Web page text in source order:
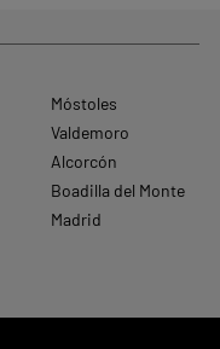
Móstoles
Valdemoro
Alcorcón
Boadilla del Monte
Madrid